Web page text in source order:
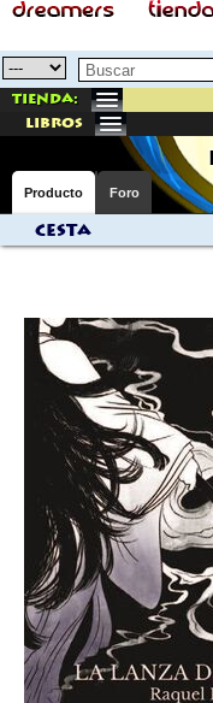
Tienda:
libros
Producto Foro
Cesta